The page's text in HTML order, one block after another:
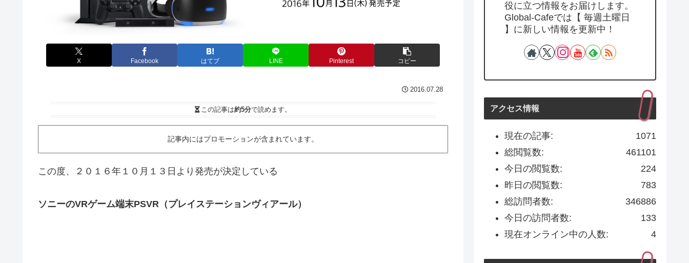
X Facebook はてブ LINE Pinterest コピー
2016.07.28
この記事は約5分で読めます。
記事内にはプロモーションが含まれています。
この度、２０１６年１０月１３日より発売が決定している
ソニーのVRゲーム端末PSVR（プレイステーションヴィアール）
役に立つ情報をお届けします。
Global-Cafeでは【 毎週土曜日
】に新しい情報を更新中！
アクセス情報
1071
現在の記事:
461101
総閲覧数:
224
今日の閲覧数:
783
昨日の閲覧数:
346886
総訪問者数:
133
今日の訪問者数:
4
現在オンライン中の人数: